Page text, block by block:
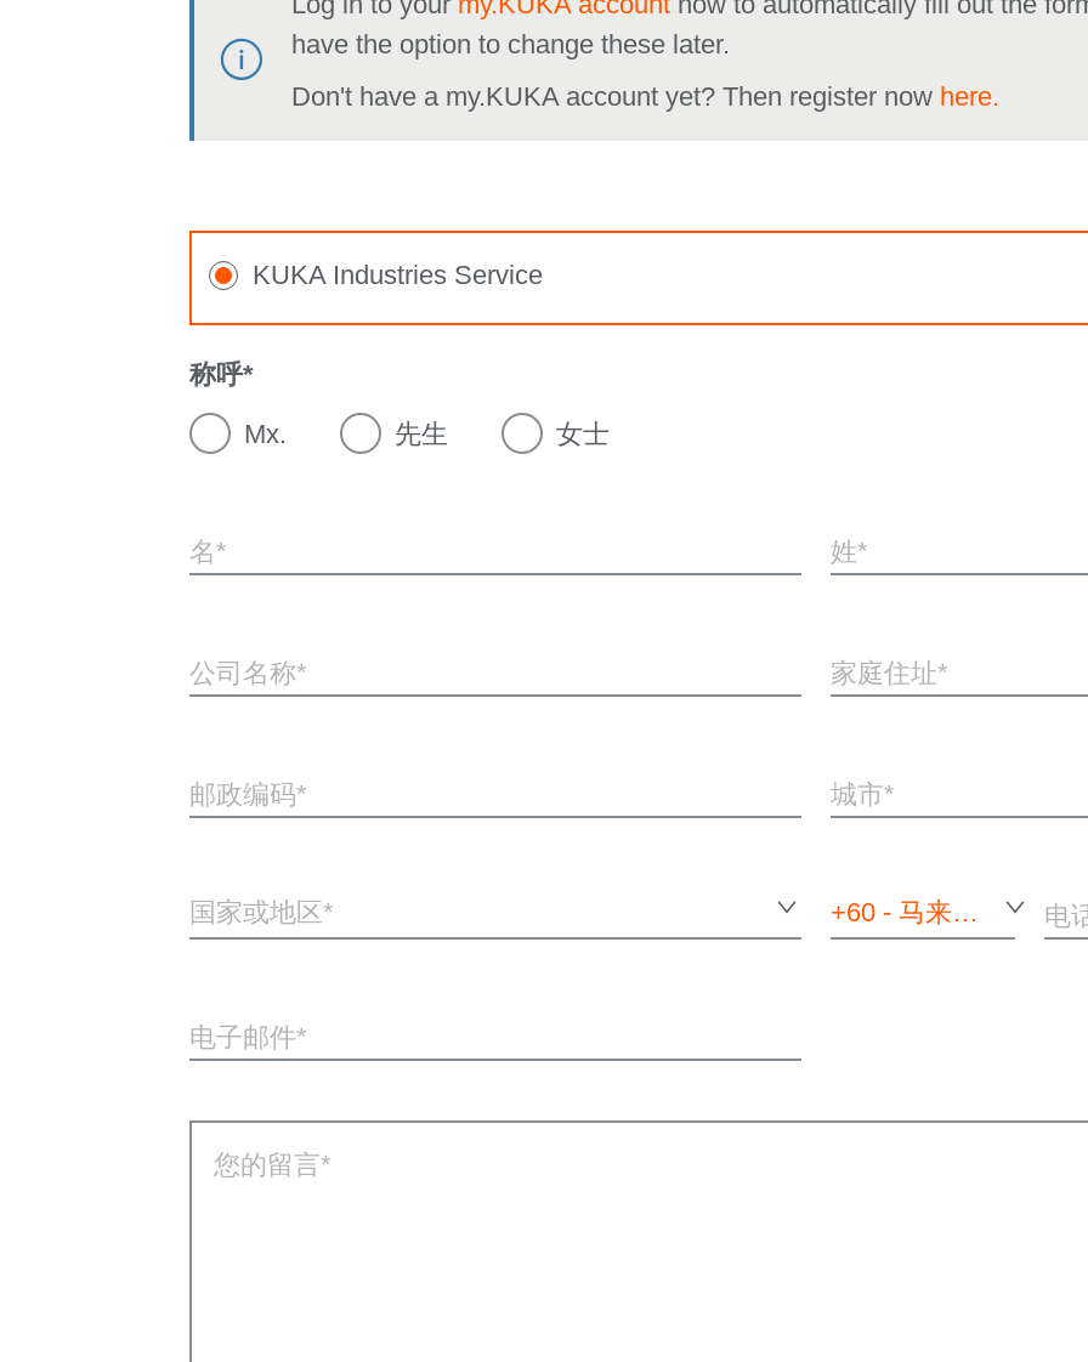
have the option to change these later.
Don't have a my.KUKA account yet? Then register now here.
KUKA Industries Service
称呼
Mx.
先生 女士
名 姓
公司名称 家庭住址
邮政编码 城市
国家或地区* +60 - 马来西亚 电
电子邮件
您的留言